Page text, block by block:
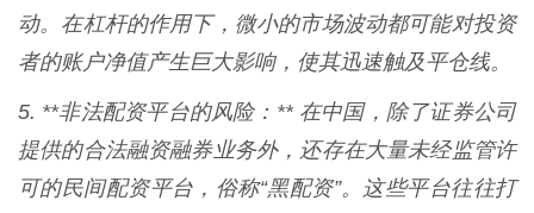
动。在杠杆的作用下，微小的市场波动都可能对投资
者的账户净值产生巨大影响，使其迅速触及平仓线。
5. **非法配资平台的风险：** 在中国，除了证券公司
提供的合法融资融券业务外，还存在大量未经监管许
可的民间配资平台，俗称“黑配资”。这些平台往往打